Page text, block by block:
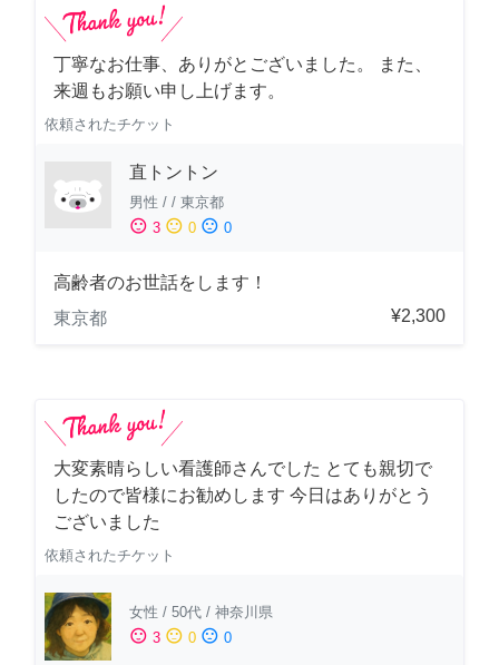
丁寧なお仕事、ありがとございました。 また、
来週もお願い申し上げます。
依頼されたチケット
直トントン
男性 / / 東京都
sentiment_satisfied 3 sentiment_neutral 0 sentiment_dissatisfied 0
高齢者のお世話をします！
東京都
¥2,300
大変素晴らしい看護師さんでした とても親切で
したので皆様にお勧めします 今日はありがとう
ございました
依頼されたチケット
女性 / 50代 / 神奈川県
sentiment_satisfied 3 sentiment_neutral 0 sentiment_dissatisfied 0